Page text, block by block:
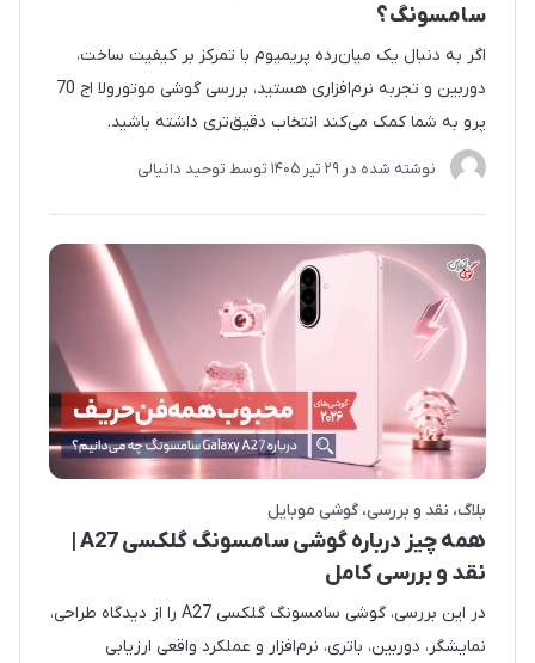
سامسونگ؟
اگر به دنبال یک میان‌رده پریمیوم با تمرکز بر کیفیت ساخت،
دوربین و تجربه نرم‌افزاری هستید، بررسی گوشی موتورولا اج 70
پرو به شما کمک می‌کند انتخاب دقیق‌تری داشته باشید.
نوشته شده در 29 تير 1405 توسط توحید دانیالی
بلاگ نقد و بررسی گوشی موبایل
همه چیز درباره گوشی سامسونگ گلکسی A27 |
نقد و بررسی کامل
در این بررسی، گوشی سامسونگ گلکسی A27 را از دیدگاه طراحی،
نمایشگر، دوربین، باتری، نرم‌افزار و عملکرد واقعی ارزیابی